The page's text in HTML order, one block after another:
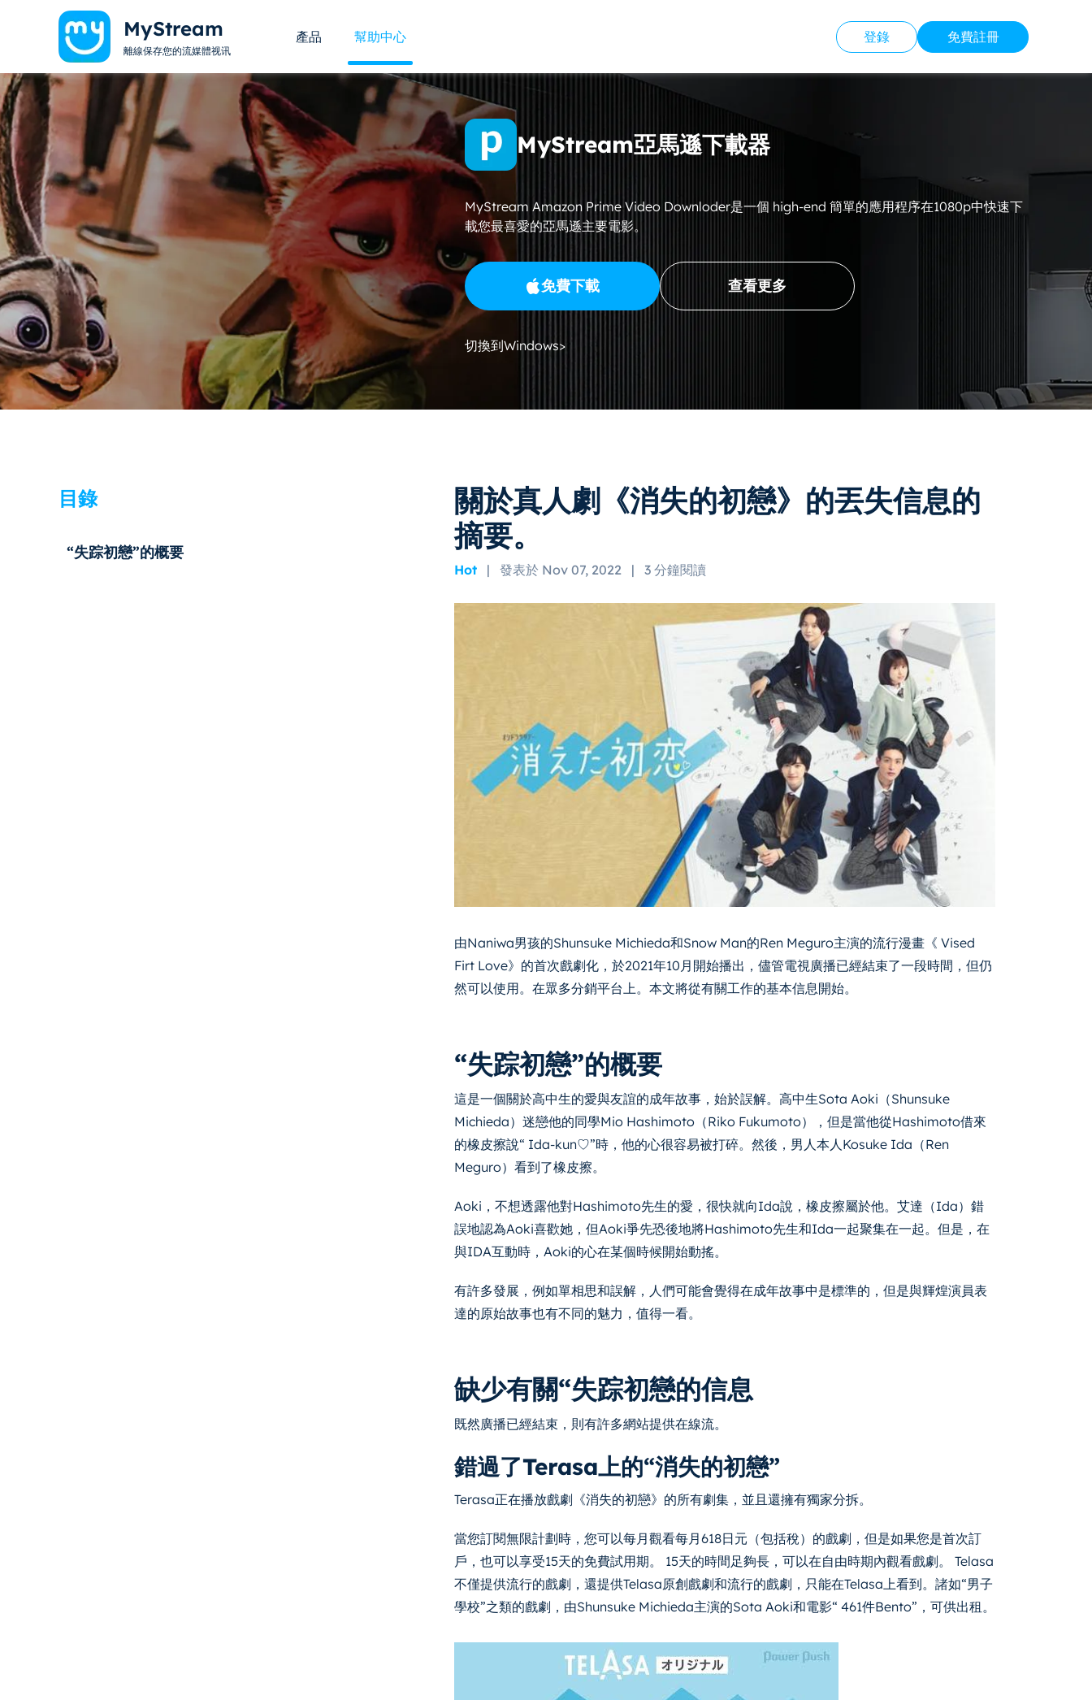
MyStream
離線保存您的流媒體视讯
產品 幫助中心 登錄 免費註冊
MyStream亞馬遜下載器
MyStream Amazon Prime Video Downloder是一個 high-end 簡單的應用程序在1080p中快速下
載您最喜愛的亞馬遜主要電影。
免費下載 查看更多
切換到Windows>
關於真人劇《消失的初戀》的丟失信息的
摘要。
Hot | 發表於 Nov 07, 2022 | 3 分鐘閱讀
由Naniwa男孩的Shunsuke Michieda和Snow Man的Ren Meguro主演的流行漫畫《 Vised
Firt Love》的首次戲劇化，於2021年10月開始播出，儘管電視廣播已經結束了一段時間，但仍
然可以使用。在眾多分銷平台上。本文將從有關工作的基本信息開始。
“失踪初戀”的概要
這是一個關於高中生的愛與友誼的成年故事，始於誤解。高中生Sota Aoki（Shunsuke
Michieda）迷戀他的同學Mio Hashimoto（Riko Fukumoto），但是當他從Hashimoto借來
的橡皮擦說“ Ida-kun♡”時，他的心很容易被打碎。然後，男人本人Kosuke Ida（Ren
Meguro）看到了橡皮擦。
Aoki，不想透露他對Hashimoto先生的愛，很快就向Ida說，橡皮擦屬於他。艾達（Ida）錯
誤地認為Aoki喜歡她，但Aoki爭先恐後地將Hashimoto先生和Ida一起聚集在一起。但是，在
與IDA互動時，Aoki的心在某個時候開始動搖。
有許多發展，例如單相思和誤解，人們可能會覺得在成年故事中是標準的，但是與輝煌演員表
達的原始故事也有不同的魅力，值得一看。
缺少有關“失踪初戀的信息
既然廣播已經結束，則有許多網站提供在線流。
錯過了Terasa上的“消失的初戀”
Terasa正在播放戲劇《消失的初戀》的所有劇集，並且還擁有獨家分拆。
當您訂閱無限計劃時，您可以每月觀看每月618日元（包括稅）的戲劇，但是如果您是首次訂
戶，也可以享受15天的免費試用期。 15天的時間足夠長，可以在自由時期內觀看戲劇。 Telasa
不僅提供流行的戲劇，還提供Telasa原創戲劇和流行的戲劇，只能在Telasa上看到。諸如“男子
學校”之類的戲劇，由Shunsuke Michieda主演的Sota Aoki和電影“ 461件Bento”，可供出租。
目錄
“失踪初戀”的概要